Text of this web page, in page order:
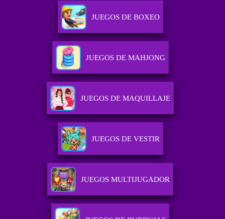
JUEGOS DE BOXEO
JUEGOS DE MAHJONG
JUEGOS DE MAQUILLAJE
JUEGOS DE VESTIR
JUEGOS MULTIJUGADOR